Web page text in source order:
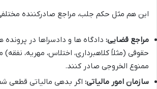
این هم مثل حکم جلب، مراجع صادرکننده
مراجع قضایی: دادگاه ها و دادسراها در
حقوقی (مثلاً کلاهبرداری، اختلاس، مهریه، نفقه)
ممنوع الخروجی صادر کنند.
سازمان امور مالیاتی: اگر بدهی مالیاتی قطعی